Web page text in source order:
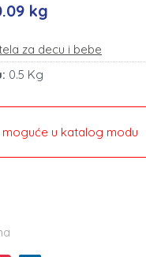
kg
za decu i bebe
0.5 Kg
moguće u katalog modu